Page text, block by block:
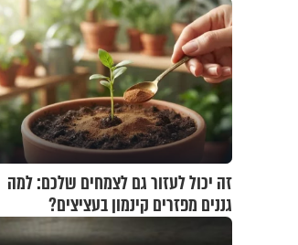
זה יכול לעזור גם לצמחים שלכם: למה
גננים מפזרים קינמון בעציצים?